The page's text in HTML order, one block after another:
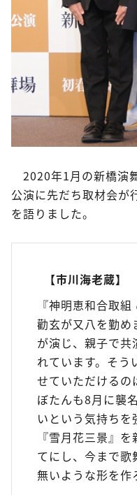
2020年1月の新橋演
公演に先だち取材会が
を語りました。
【市川海老蔵】
『神明恵和合取
勸玄が又八を勤め
が演じ、親子で共
れています。そう
せていただけるの
ぼたんも8月に襲
いという気持ちを
『雪月花三景』
てにし、今まで歌
無いような形を作